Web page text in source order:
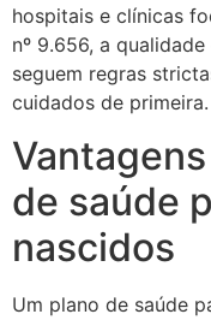
hospitais e clínicas
nº 9.656, a
seguem regras
cuidados de primeira.
de saúde
nascidos
Um plano de saúde